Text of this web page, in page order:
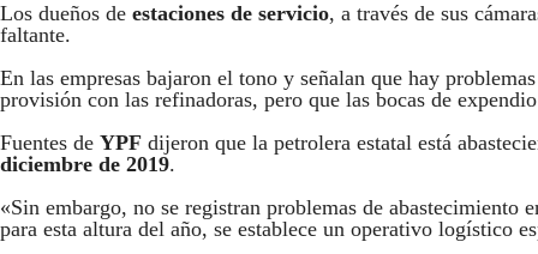
Los dueños de estaciones de servicio, a través de sus
faltante.
En las empresas bajaron el tono y señalan que hay
provisión con las refinadoras, pero que las bocas de
Fuentes de YPF dijeron que la petrolera estatal está
diciembre de 2019.
«Sin embargo, no se registran problemas de abastecimiento
para esta altura del año, se establece un operativo logístico